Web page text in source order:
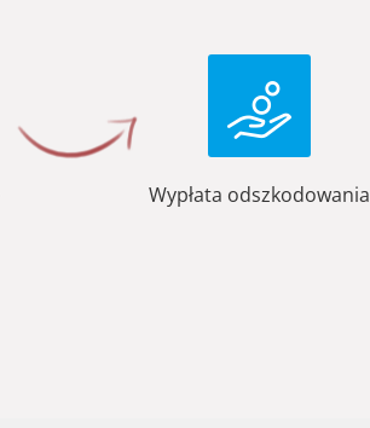
Wypłata odszkodowania